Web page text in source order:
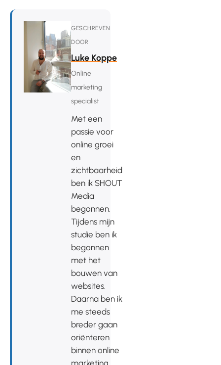
GESCHREVEN
DOOR
Luke Koppe
Online
marketing
specialist
Met een
passie voor
online groei
en
zichtbaarheid
ben ik SHOUT
Media
begonnen.
Tijdens mijn
studie ben ik
begonnen
met het
bouwen van
websites.
Daarna ben ik
me steeds
breder gaan
oriënteren
binnen online
marketing.